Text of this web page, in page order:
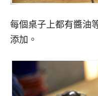
每個桌子上都有醬油
添加。